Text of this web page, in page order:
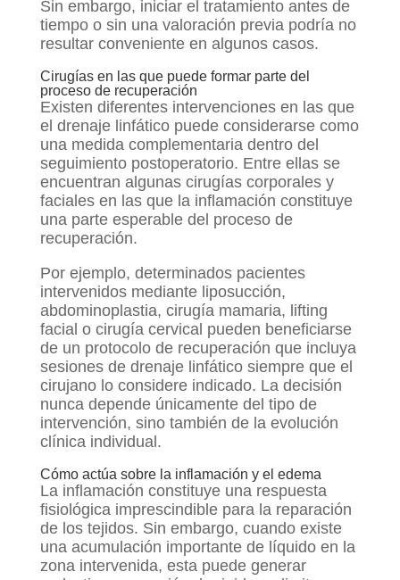
Sin embargo, iniciar el tratamiento antes de
tiempo o sin una valoración previa podría no
resultar conveniente en algunos casos.
Cirugías en las que puede formar parte del
proceso de recuperación
Existen diferentes intervenciones en las que
el drenaje linfático puede considerarse como
una medida complementaria dentro del
seguimiento postoperatorio. Entre ellas se
encuentran algunas cirugías corporales y
faciales en las que la inflamación constituye
una parte esperable del proceso de
recuperación.
Por ejemplo, determinados pacientes
intervenidos mediante liposucción,
abdominoplastia, cirugía mamaria, lifting
facial o cirugía cervical pueden beneficiarse
de un protocolo de recuperación que incluya
sesiones de drenaje linfático siempre que el
cirujano lo considere indicado. La decisión
nunca depende únicamente del tipo de
intervención, sino también de la evolución
clínica individual.
Cómo actúa sobre la inflamación y el edema
La inflamación constituye una respuesta
fisiológica imprescindible para la reparación
de los tejidos. Sin embargo, cuando existe
una acumulación importante de líquido en la
zona intervenida, esta puede generar